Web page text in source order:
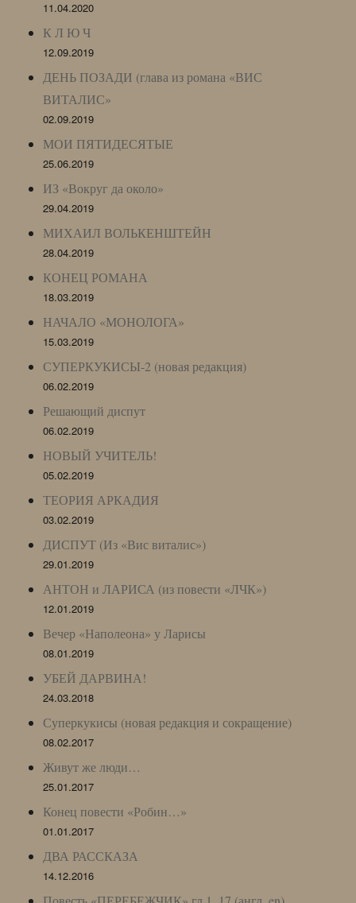
11.04.2020
К Л Ю Ч
12.09.2019
ДЕНЬ ПОЗАДИ (глава из романа «ВИС
ВИТАЛИС»
02.09.2019
МОИ ПЯТИДЕСЯТЫЕ
25.06.2019
ИЗ «Вокруг да около»
29.04.2019
МИХАИЛ ВОЛЬКЕНШТЕЙН
28.04.2019
КОНЕЦ РОМАНА
18.03.2019
НАЧАЛО «МОНОЛОГА»
15.03.2019
СУПЕРКУКИСЫ-2 (новая редакция)
06.02.2019
Решающий диспут
06.02.2019
НОВЫЙ УЧИТЕЛЬ!
05.02.2019
ТЕОРИЯ АРКАДИЯ
03.02.2019
ДИСПУТ (Из «Вис виталис»)
29.01.2019
АНТОН и ЛАРИСА (из повести «ЛЧК»)
12.01.2019
Вечер «Наполеона» у Ларисы
08.01.2019
УБЕЙ ДАРВИНА!
24.03.2018
Суперкукисы (новая редакция и сокращение)
08.02.2017
Живут же люди…
25.01.2017
Конец повести «Робин…»
01.01.2017
ДВА РАССКАЗА
14.12.2016